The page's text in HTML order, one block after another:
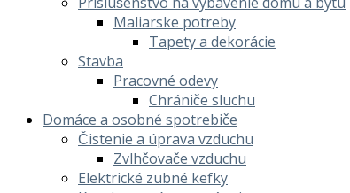
Maliarske potreby
Tapety a dekorácie
Stavba
Pracovné odevy
Chrániče sluchu
Domáce a osobné spotrebiče
Čistenie a úprava vzduchu
Zvlhčovače vzduchu
Elektrické zubné kefky